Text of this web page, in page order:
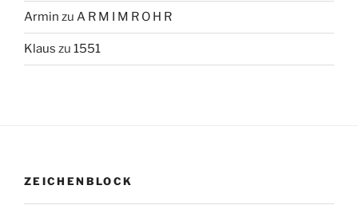
Armin zu A R M I M R O H R
Klaus zu 1551
ZEICHENBLOCK